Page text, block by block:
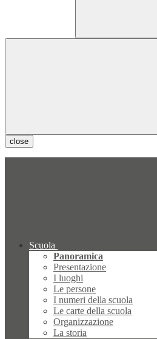
close
Scuola
Panoramica
Presentazione
I luoghi
Le persone
I numeri della scuola
Le carte della scuola
Organizzazione
La storia